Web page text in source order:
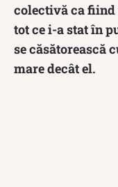
colectivă ca
tot ce i-a stat în
se căsătorească
mare decât el.